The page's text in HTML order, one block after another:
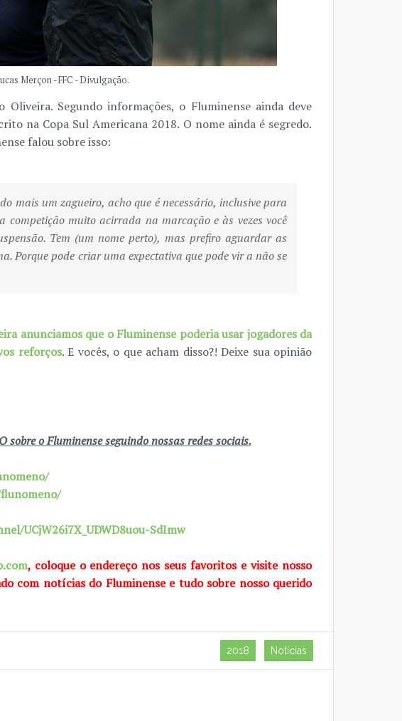
Merçon - FFC - Divulgação.
Segundo informações, o Fluminense ainda deve
na Copa Sul Americana 2018. O nome ainda é segredo.
falou sobre isso:
mais um zagueiro, acho que é necessário, inclusive para
competição muito acirrada na marcação e às vezes você
Tem (um nome perto), mas prefiro aguardar as
Porque pode criar uma expectativa que pode vir a não se
anunciamos que o Fluminense poderia usar jogadores da
reforços. E vocês, o que acham disso?! Deixe sua opinião
sobre o Fluminense seguindo nossas redes sociais.
UCjW26i7X_UDWD8uou-SdImw
, coloque o endereço nos seus favoritos e visite nosso
com notícias do Fluminense e tudo sobre nosso querido
2018 Notícias